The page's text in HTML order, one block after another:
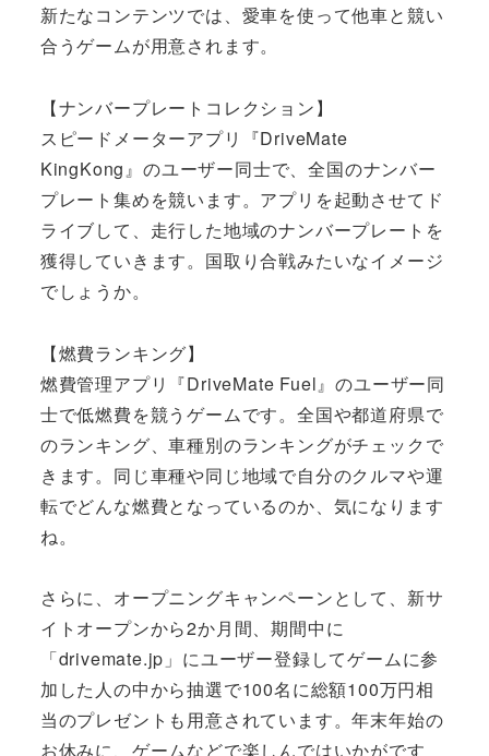
新たなコンテンツでは、愛車を使って他車と競い
合うゲームが用意されます。
【ナンバープレートコレクション】
スピードメーターアプリ『DriveMate
KingKong』のユーザー同士で、全国のナンバー
プレート集めを競います。アプリを起動させてド
ライブして、走行した地域のナンバープレートを
獲得していきます。国取り合戦みたいなイメージ
でしょうか。
【燃費ランキング】
燃費管理アプリ『DriveMate Fuel』のユーザー同
士で低燃費を競うゲームです。全国や都道府県で
のランキング、車種別のランキングがチェックで
きます。同じ車種や同じ地域で自分のクルマや運
転でどんな燃費となっているのか、気になります
ね。
さらに、オープニングキャンペーンとして、新サ
イトオープンから2か月間、期間中に
「drivemate.jp」にユーザー登録してゲームに参
加した人の中から抽選で100名に総額100万円相
当のプレゼントも用意されています。年末年始の
お休みに、ゲームなどで楽しんではいかがです